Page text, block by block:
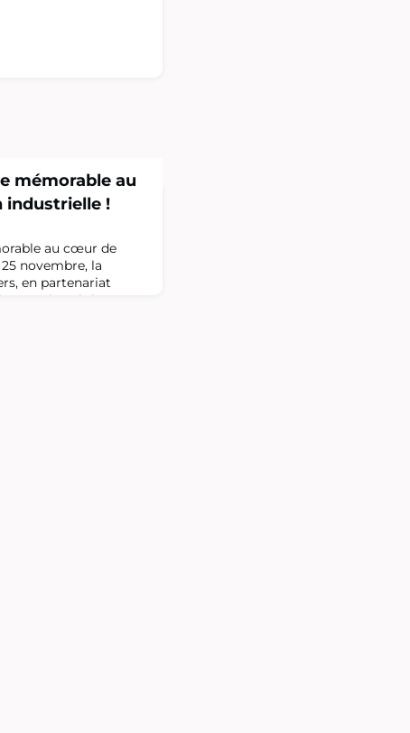
mémorable au
industrielle !
au cœur de
novembre, la
en partenariat
& Universités, a